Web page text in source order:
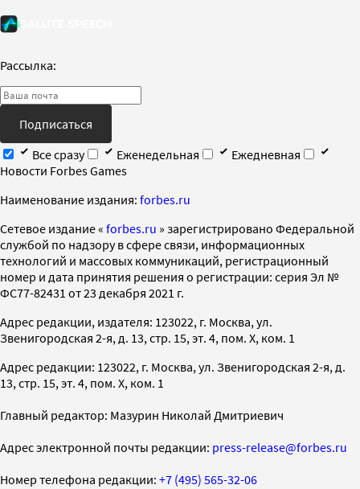
Рассылка:
Подписаться
Все сразу
Еженедельная
Ежедневная
Новости Forbes Games
Наименование издания: forbes.ru
Cетевое издание « forbes.ru » зарегистрировано Федеральной
службой по надзору в сфере связи, информационных
технологий и массовых коммуникаций, регистрационный
номер и дата принятия решения о регистрации: серия Эл №
ФС77-82431 от 23 декабря 2021 г.
Адрес редакции, издателя: 123022, г. Москва, ул.
Звенигородская 2-я, д. 13, стр. 15, эт. 4, пом. X, ком. 1
Адрес редакции: 123022, г. Москва, ул. Звенигородская 2-я, д.
13, стр. 15, эт. 4, пом. X, ком. 1
Главный редактор: Мазурин Николай Дмитриевич
Адрес электронной почты редакции: press-release@forbes.ru
Номер телефона редакции: +7 (495) 565-32-06